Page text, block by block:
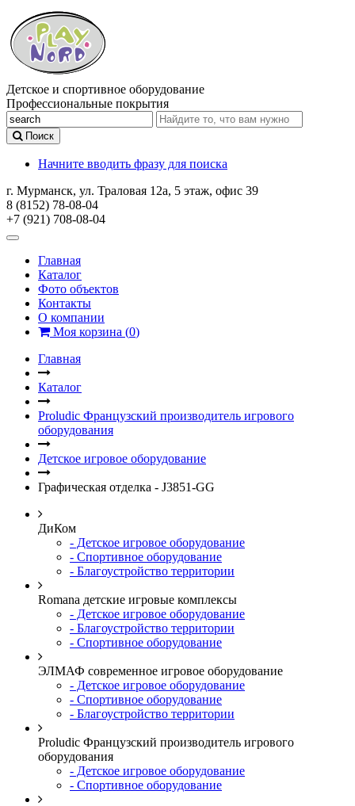
Детское и спортивное оборудование
Профессиональные покрытия
Поиск
Начните вводить фразу для поиска
г. Мурманск, ул. Траловая 12а, 5 этаж, офис 39
8 (8152) 78-08-04
+7 (921) 708-08-04
Главная
Каталог
Фото объектов
Контакты
О компании
Моя корзина (0)
Главная
Каталог
Proludic Французский производитель игрового
оборудования
Детское игровое оборудование
Графическая отделка - J3851-GG
ДиКом
- Детское игровое оборудование
- Спортивное оборудование
- Благоустройство территории
Romana детские игровые комплексы
- Детское игровое оборудование
- Благоустройство территории
- Спортивное оборудование
ЭЛМАФ современное игровое оборудование
- Детское игровое оборудование
- Спортивное оборудование
- Благоустройство территории
Proludic Французский производитель игрового
оборудования
- Детское игровое оборудование
- Спортивное оборудование